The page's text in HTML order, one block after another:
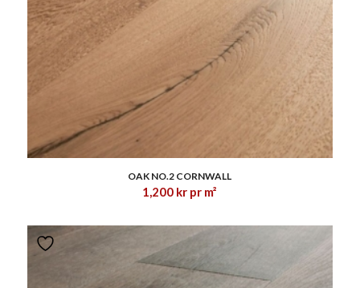
OAK NO.2 CORNWALL
1,200 kr pr m²